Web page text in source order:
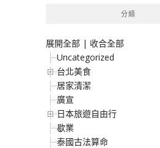
分類
展開全部 | 收合全部
Uncategorized
台北美食
居家清潔
廣宣
日本旅遊自由行
歇業
泰國古法算命